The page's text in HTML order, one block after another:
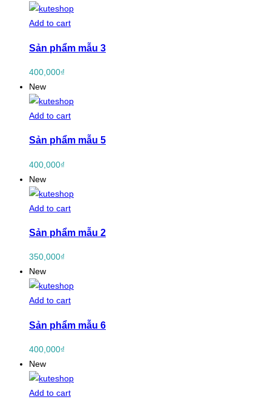
Add to cart
Sản phẩm mẫu 3
400,000₫
New
Add to cart
Sản phẩm mẫu 5
400,000₫
New
Add to cart
Sản phẩm mẫu 2
350,000₫
New
Add to cart
Sản phẩm mẫu 6
400,000₫
New
Add to cart